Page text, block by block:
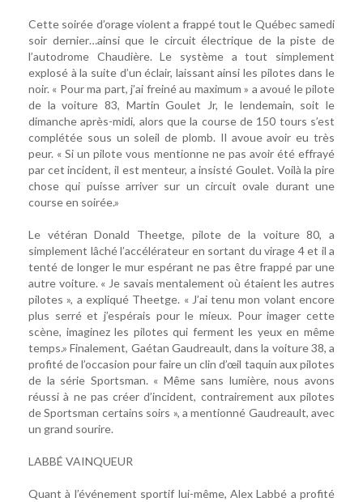
Cette soirée d’orage violent a frappé tout le Québec samedi
soir dernier…ainsi que le circuit électrique de la piste de
l’autodrome Chaudière. Le système a tout simplement
explosé à la suite d’un éclair, laissant ainsi les pilotes dans le
noir. « Pour ma part, j’ai freiné au maximum » a avoué le pilote
de la voiture 83, Martin Goulet Jr, le lendemain, soit le
dimanche après-midi, alors que la course de 150 tours s’est
complétée sous un soleil de plomb. Il avoue avoir eu très
peur. « Si un pilote vous mentionne ne pas avoir été effrayé
par cet incident, il est menteur, a insisté Goulet. Voilà la pire
chose qui puisse arriver sur un circuit ovale durant une
course en soirée.»
Le vétéran Donald Theetge, pilote de la voiture 80, a
simplement lâché l’accélérateur en sortant du virage 4 et il a
tenté de longer le mur espérant ne pas être frappé par une
autre voiture. « Je savais mentalement où étaient les autres
pilotes », a expliqué Theetge. « J’ai tenu mon volant encore
plus serré et j’espérais pour le mieux. Pour imager cette
scène, imaginez les pilotes qui ferment les yeux en même
temps.» Finalement, Gaétan Gaudreault, dans la voiture 38, a
profité de l’occasion pour faire un clin d’œil taquin aux pilotes
de la série Sportsman. « Même sans lumière, nous avons
réussi à ne pas créer d’incident, contrairement aux pilotes
de Sportsman certains soirs », a mentionné Gaudreault, avec
un grand sourire.
LABBÉ VAINQUEUR
Quant à l’événement sportif lui-même, Alex Labbé a profité